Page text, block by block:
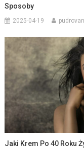
Sposoby
2025-04-19
Jaki Krem Po 40 Roku